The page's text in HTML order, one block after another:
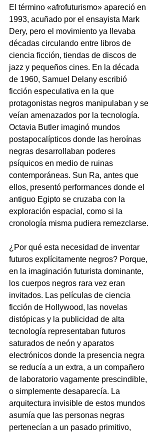
El término «afrofuturismo» apareció en
1993, acuñado por el ensayista Mark
Dery, pero el movimiento ya llevaba
décadas circulando entre libros de
ciencia ficción, tiendas de discos de
jazz y pequeños cines. En la década
de 1960, Samuel Delany escribió
ficción especulativa en la que
protagonistas negros manipulaban y se
veían amenazados por la tecnología.
Octavia Butler imaginó mundos
postapocalípticos donde las heroínas
negras desarrollaban poderes
psíquicos en medio de ruinas
contemporáneas. Sun Ra, antes que
ellos, presentó performances donde el
antiguo Egipto se cruzaba con la
exploración espacial, como si la
cronología misma pudiera remezclarse.
¿Por qué esta necesidad de inventar
futuros explícitamente negros? Porque,
en la imaginación futurista dominante,
los cuerpos negros rara vez eran
invitados. Las películas de ciencia
ficción de Hollywood, las novelas
distópicas y la publicidad de alta
tecnología representaban futuros
saturados de neón y aparatos
electrónicos donde la presencia negra
se reducía a un extra, a un compañero
de laboratorio vagamente prescindible,
o simplemente desaparecía. La
arquitectura invisible de estos mundos
asumía que las personas negras
pertenecían a un pasado primitivo,